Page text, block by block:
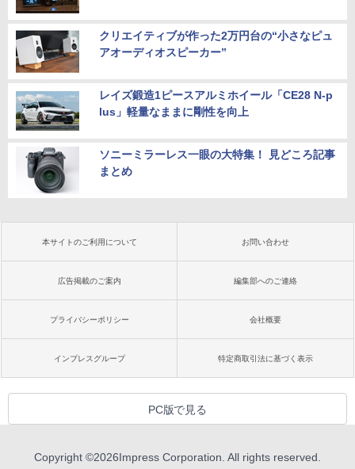
クリエイティブが作った2万円台の“小さなピュ
アオーディオスピーカー”
レイズ鍛造1ピースアルミホイール「CE28 N-p
lus」軽量なままに剛性を向上
ソニーミラーレス一眼の大特集！ 見どころ記事
まとめ
本サイトのご利用について お問い合わせ
広告掲載のご案内 編集部へのご連絡
プライバシーポリシー 会社概要
インプレスグループ 特定商取引法に基づく表示
PC版で見る
Copyright ©2026Impress Corporation. All rights reserved.